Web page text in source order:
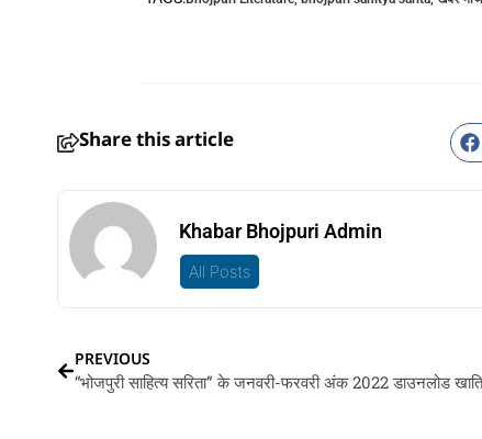
Share this article
Khabar Bhojpuri Admin
All Posts
PREVIOUS